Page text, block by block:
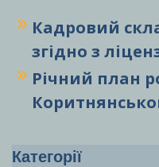
Кадровий
згідно з
Річний план
Категорії